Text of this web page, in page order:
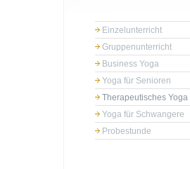
Einzelunterricht
Gruppenunterricht
Business Yoga
Yoga für Senioren
Therapeutisches Yoga
Yoga für Schwangere
Probestunde